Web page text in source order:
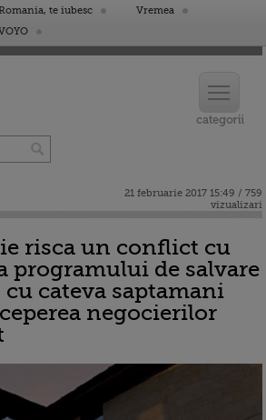
te iubesc
Vremea
21 februarie 2017 15:49 / 759
vizualizari
risca un conflict cu
programului de salvare
cu cateva saptamani
negocierilor